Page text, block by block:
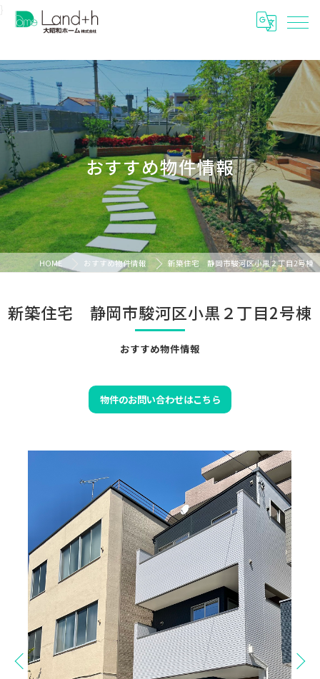
おすすめ物件情報
HOME おすすめ物件情報 新築住宅 静岡市駿河区小黒２丁目2号棟
おすすめ物件情報
新築住宅 静岡市駿河区小黒２丁目2号棟
物件のお問い合わせはこちら